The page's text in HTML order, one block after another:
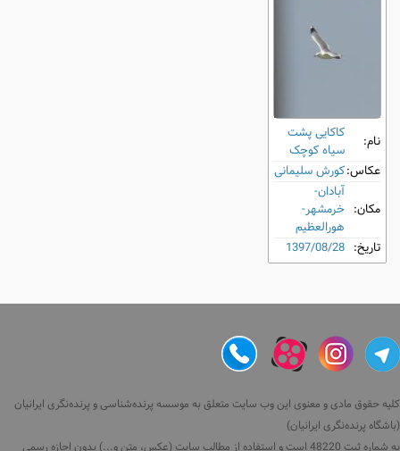
نام:
کاکایی پشت
‌سیاه کوچک
عکاس:کورش سلیمانی
مکان:
آبادان-
خرمشهر-
هورالعظیم
تاریخ: 1397/08/28
کلیه حقوق مادی و معنوی این وب سایت متعلق به موسسه پرنده‌شناسی و پرنده‌نگری ایرانیان
(باشگاه پرنده‌نگری ایرانیان)
به شماره ثبت 48220 است و استفاده از مطالب سایت (عکس، متن و...) بدون اجازه رسمی